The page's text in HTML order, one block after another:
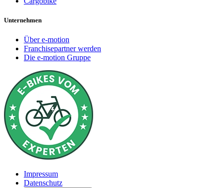
Unternehmen
Über e-motion
Franchisepartner werden
Die e-motion Gruppe
Impressum
Datenschutz